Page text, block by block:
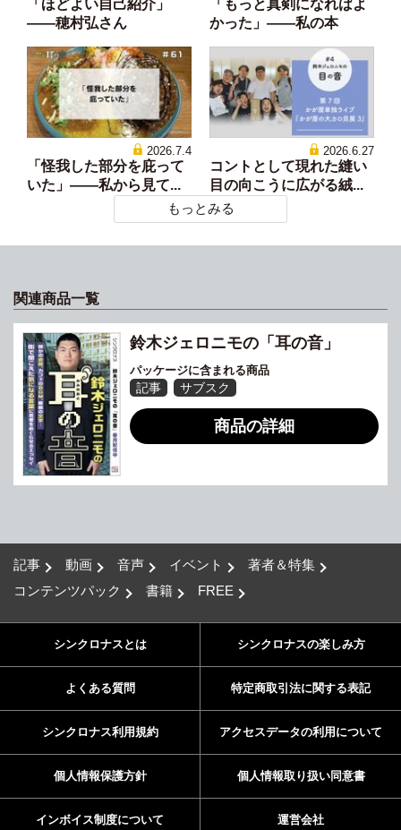
「ほどよい自己紹介」
——穂村弘さん
「もっと真剣になればよ
かった」——私の本
2026.7.4
「怪我した部分を庇って
いた」——私から見て...
2026.6.27
コントとして現れた縫い
目の向こうに広がる絨...
もっとみる
関連商品一覧
鈴木ジェロニモの「耳の音」
パッケージに含まれる商品
記事 サブスク
商品の詳細
記事 動画 音声 イベント
著者＆特集
コンテンツパック
書籍 FREE
シンクロナスとは シンクロナスの楽しみ方
よくある質問 特定商取引法に関する表記
シンクロナス利用規約 アクセスデータの利用について
個人情報保護方針 個人情報取り扱い同意書
インボイス制度について 運営会社